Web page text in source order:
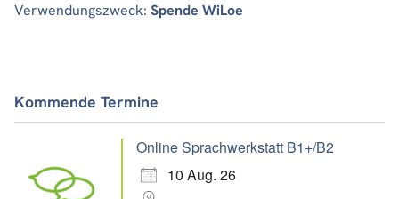
Verwendungszweck: Spende WiLoe
Kommende Termine
Online Sprachwerkstatt B1+/B2
10 Aug. 26